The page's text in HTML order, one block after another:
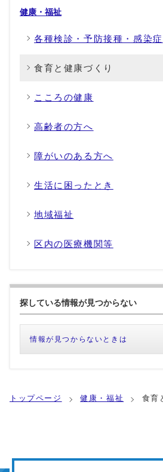
健康・福祉
各種検診・予防接種・感染症
食育と健康づくり
こころの健康
高齢者の方へ
障がいのある方へ
生活に困ったとき
地域福祉
区内の医療機関等
探している情報が見つからない
情報が見つからないときは
トップページ 健康・福祉 食育